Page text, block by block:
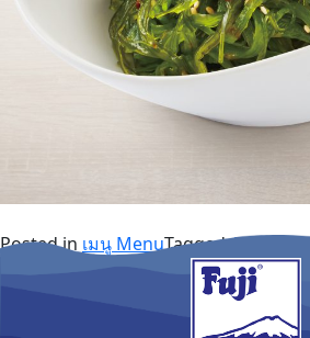
Posted in เมนู MenuTaggedA la Carte